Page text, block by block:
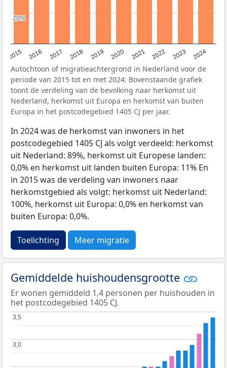
2015 2016 2017 2018 2019 2020 2021 2022 2023 2024
20%
20%
Autochtoon of migratieachtergrond in Nederland voor de
periode van 2015 tot en met 2024: Bovenstaande grafiek
toont de verdeling van de bevolking naar herkomst uit
Nederland, herkomst uit Europa en herkomst van buiten
Europa in het postcodegebied 1405 CJ per jaar.
In 2024 was de herkomst van inwoners in het
postcodegebied 1405 CJ als volgt verdeeld: herkomst
uit Nederland: 89%, herkomst uit Europese landen:
0,0% en herkomst uit landen buiten Europa: 11% En
in 2015 was de verdeling van inwoners naar
herkomstgebied als volgt: herkomst uit Nederland:
100%, herkomst uit Europa: 0,0% en herkomst van
buiten Europa: 0,0%.
Toelichting Meer migratie
Gemiddelde huishoudensgrootte
Er wonen gemiddeld 1,4 personen per huishouden in
het postcodegebied 1405 CJ.
3,0
3,0
3,5
3,5